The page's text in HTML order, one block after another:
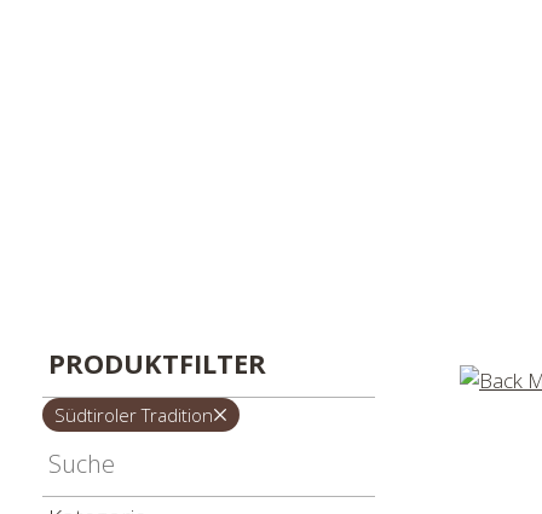
PRODUKTFILTER
Südtiroler Tradition